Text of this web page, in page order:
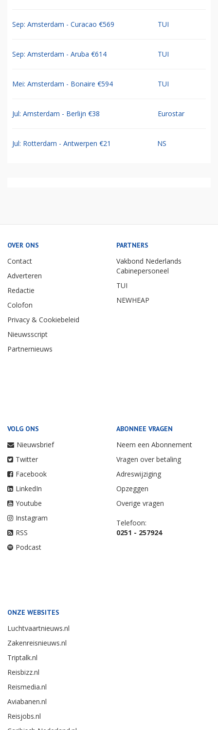
Sep: Amsterdam - Curacao €569 TUI
Sep: Amsterdam - Aruba €614 TUI
Mei: Amsterdam - Bonaire €594 TUI
Jul: Amsterdam - Berlijn €38 Eurostar
Jul: Rotterdam - Antwerpen €21 NS
OVER ONS
Contact
Adverteren
Redactie
Colofon
Privacy & Cookiebeleid
Nieuwsscript
Partnernieuws
PARTNERS
Vakbond Nederlands
Cabinepersoneel
TUI
NEWHEAP
VOLG ONS
Nieuwsbrief
Twitter
Facebook
LinkedIn
Youtube
Instagram
RSS
Podcast
ABONNEE VRAGEN
Neem een Abonnement
Vragen over betaling
Adreswijziging
Opzeggen
Overige vragen
Telefoon:
0251 - 257924
ONZE WEBSITES
Luchtvaartnieuws.nl
Zakenreisnieuws.nl
Triptalk.nl
Reisbizz.nl
Reismedia.nl
Aviabanen.nl
Reisjobs.nl